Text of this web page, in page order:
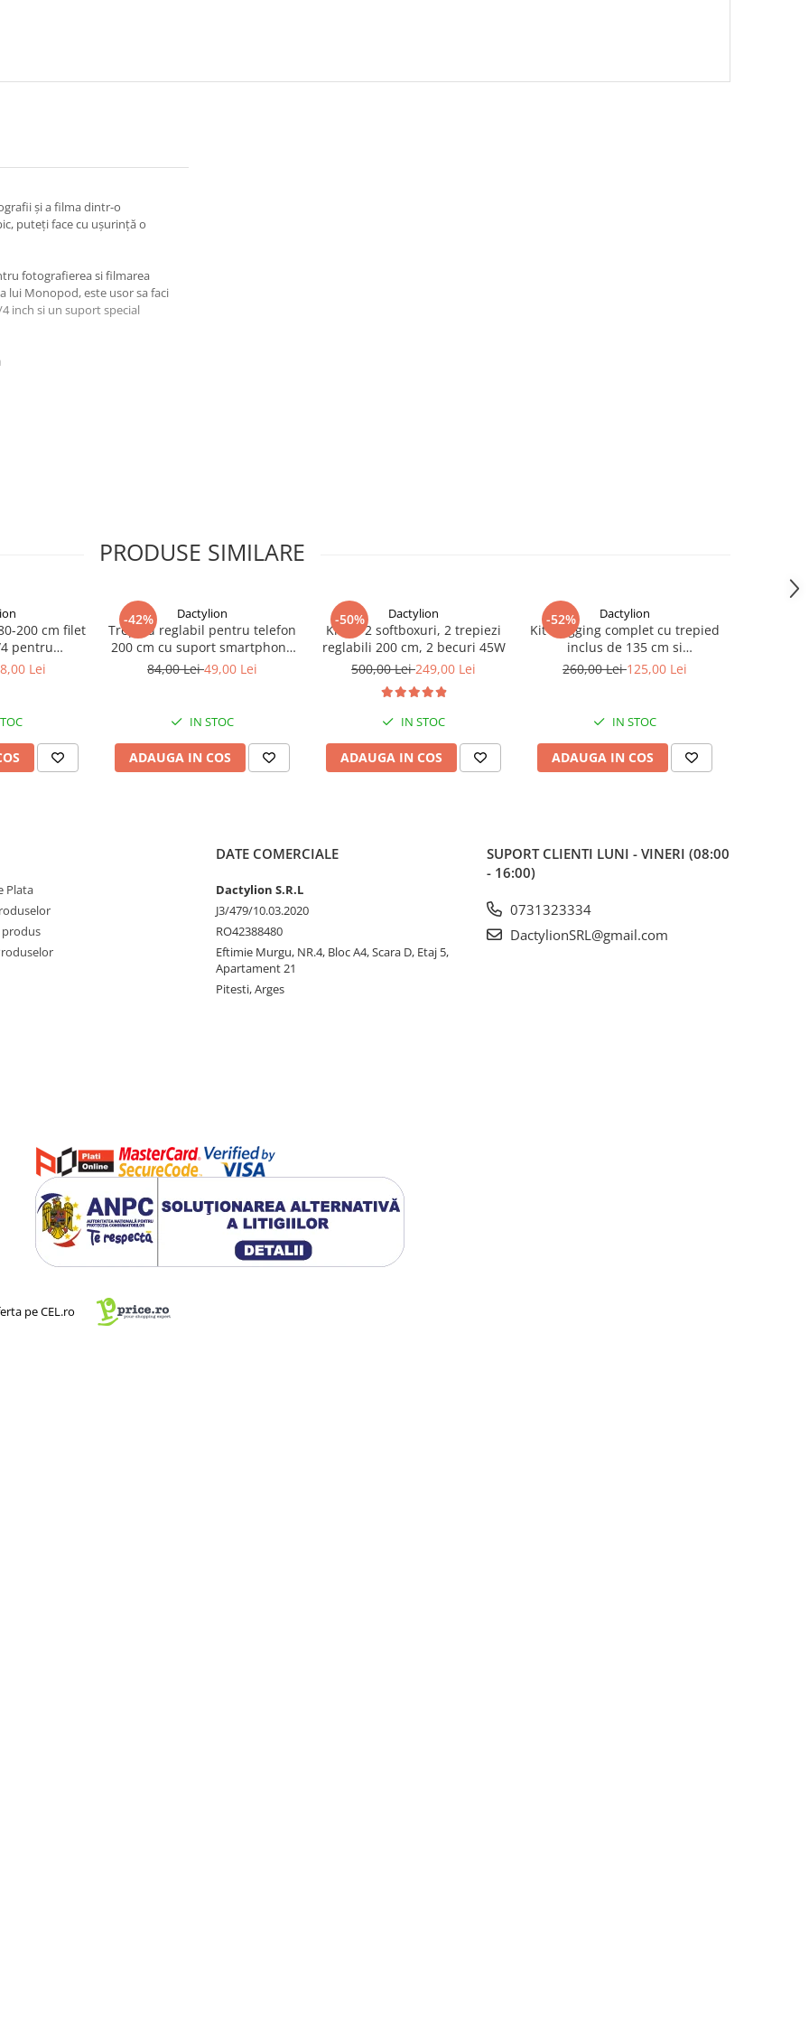
și a filma dintr-o
puteți face cu ușurință o
fotografierea si filmarea
Monopod, este usor sa faci
inch si un suport special
PRODUSE SIMILARE
200 cm filet
pentru
Lei
-42% Dactylion
Trepied reglabil pentru telefon
200 cm cu suport smartphone
din ABS reglabil si telecomanda
streaming si fotografie
84,00 Lei49,00 Lei
IN STOC
ADAUGA IN COS
-50% Dactylion
Kit de 2 softboxuri, 2 trepiezi
reglabili 200 cm, 2 becuri 45W
500,00 Lei249,00 Lei
IN STOC
ADAUGA IN COS
-52% Dactylion
Kit Vlogging complet cu trepied
inclus de 135 cm si
telecomanda bluetooth
260,00 Lei125,00 Lei
IN STOC
ADAUGA IN COS
Plata
produs
DATE COMERCIALE
Dactylion S.R.L
J3/479/10.03.2020
RO42388480
Eftimie Murgu, NR.4, Bloc A4, Scara D, Etaj 5,
Apartament 21
Pitesti, Arges
SUPORT CLIENTI LUNI - VINERI (08:00
- 16:00)
0731323334
DactylionSRL@gmail.com
pe CEL.ro